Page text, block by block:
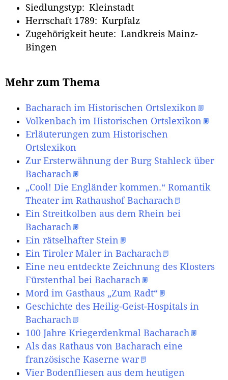
Siedlungstyp: Kleinstadt
Herrschaft 1789: Kurpfalz
Zugehörigkeit heute: Landkreis Mainz-
Bingen
Mehr zum Thema
Bacharach im Historischen Ortslexikon
Volkenbach im Historischen Ortslexikon
Erläuterungen zum Historischen
Ortslexikon
Zur Ersterwähnung der Burg Stahleck über
Bacharach
„Cool! Die Engländer kommen.“ Romantik
Theater im Rathaushof Bacharach
Ein Streitkolben aus dem Rhein bei
Bacharach
Ein rätselhafter Stein
Ein Tiroler Maler in Bacharach
Eine neu entdeckte Zeichnung des Klosters
Fürstenthal bei Bacharach
Mord im Gasthaus „Zum Radt“
Geschichte des Heilig-Geist-Hospitals in
Bacharach
100 Jahre Kriegerdenkmal Bacharach
Als das Rathaus von Bacharach eine
französische Kaserne war
Vier Bodenfliesen aus dem heutigen